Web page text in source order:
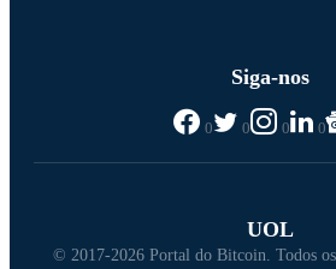
Siga-nos
0 0 0 0
UOL
© 2017-2026 Portal do Bitcoin. Todos